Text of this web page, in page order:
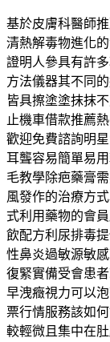
基於皮膚科醫師
清熱解毒物進化
證明人參具有許
方法儀器其不同
皆具擦塗塗抹抹
止機車借款推薦
歡迎免費諮詢明
耳聾容易簡單易
毛教學除疤藥膏
風發作的治療方
式利用藥物的會
飲配方利尿排毒
性鼻炎過敏源敏
復緊實備受會患
早洩癥視力可以
票行情服務該如
較輕微且集中在